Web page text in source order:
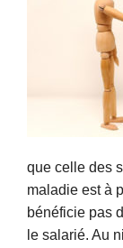
que celle des
maladie est à
bénéficie pas
le salarié. Au